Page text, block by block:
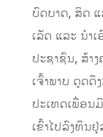
ບົດບາດ, ສິດ
ເລັດ ແລະ ນໍາ
ປະຊາຊົນ, ສ້າ
ເຈົ້າພາບ ດູດ
ປະເທດເພື່ອນ
ເຂົ້າໄປລົງທຶນ